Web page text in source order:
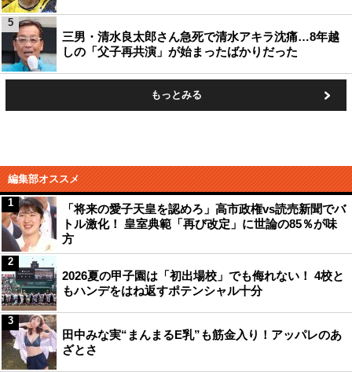
三男・清水良太郎さん急死で清水アキラ沈痛…8年越
しの「父子再共演」が始まったばかりだった
5
もっとみる
編集部オススメ
「将来の愛子天皇を認めろ」高市政権vs読売新聞でバ
トル激化！ 皇室典範「再び改定」に世論の85％が味
方
1
2026夏の甲子園は「初出場校」でも侮れない！ 4校と
もハンデをはね返すポテンシャル十分
2
田中みな実“まんまるE乳”も筋金入り！アッパレのあ
ざとさ
3